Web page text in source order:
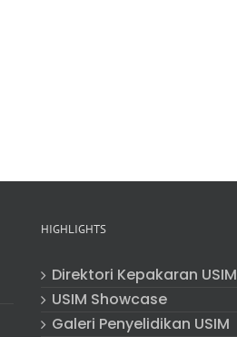
HIGHLIGHTS
Direktori Kepakaran USIM
USIM Showcase
Galeri Penyelidikan USIM